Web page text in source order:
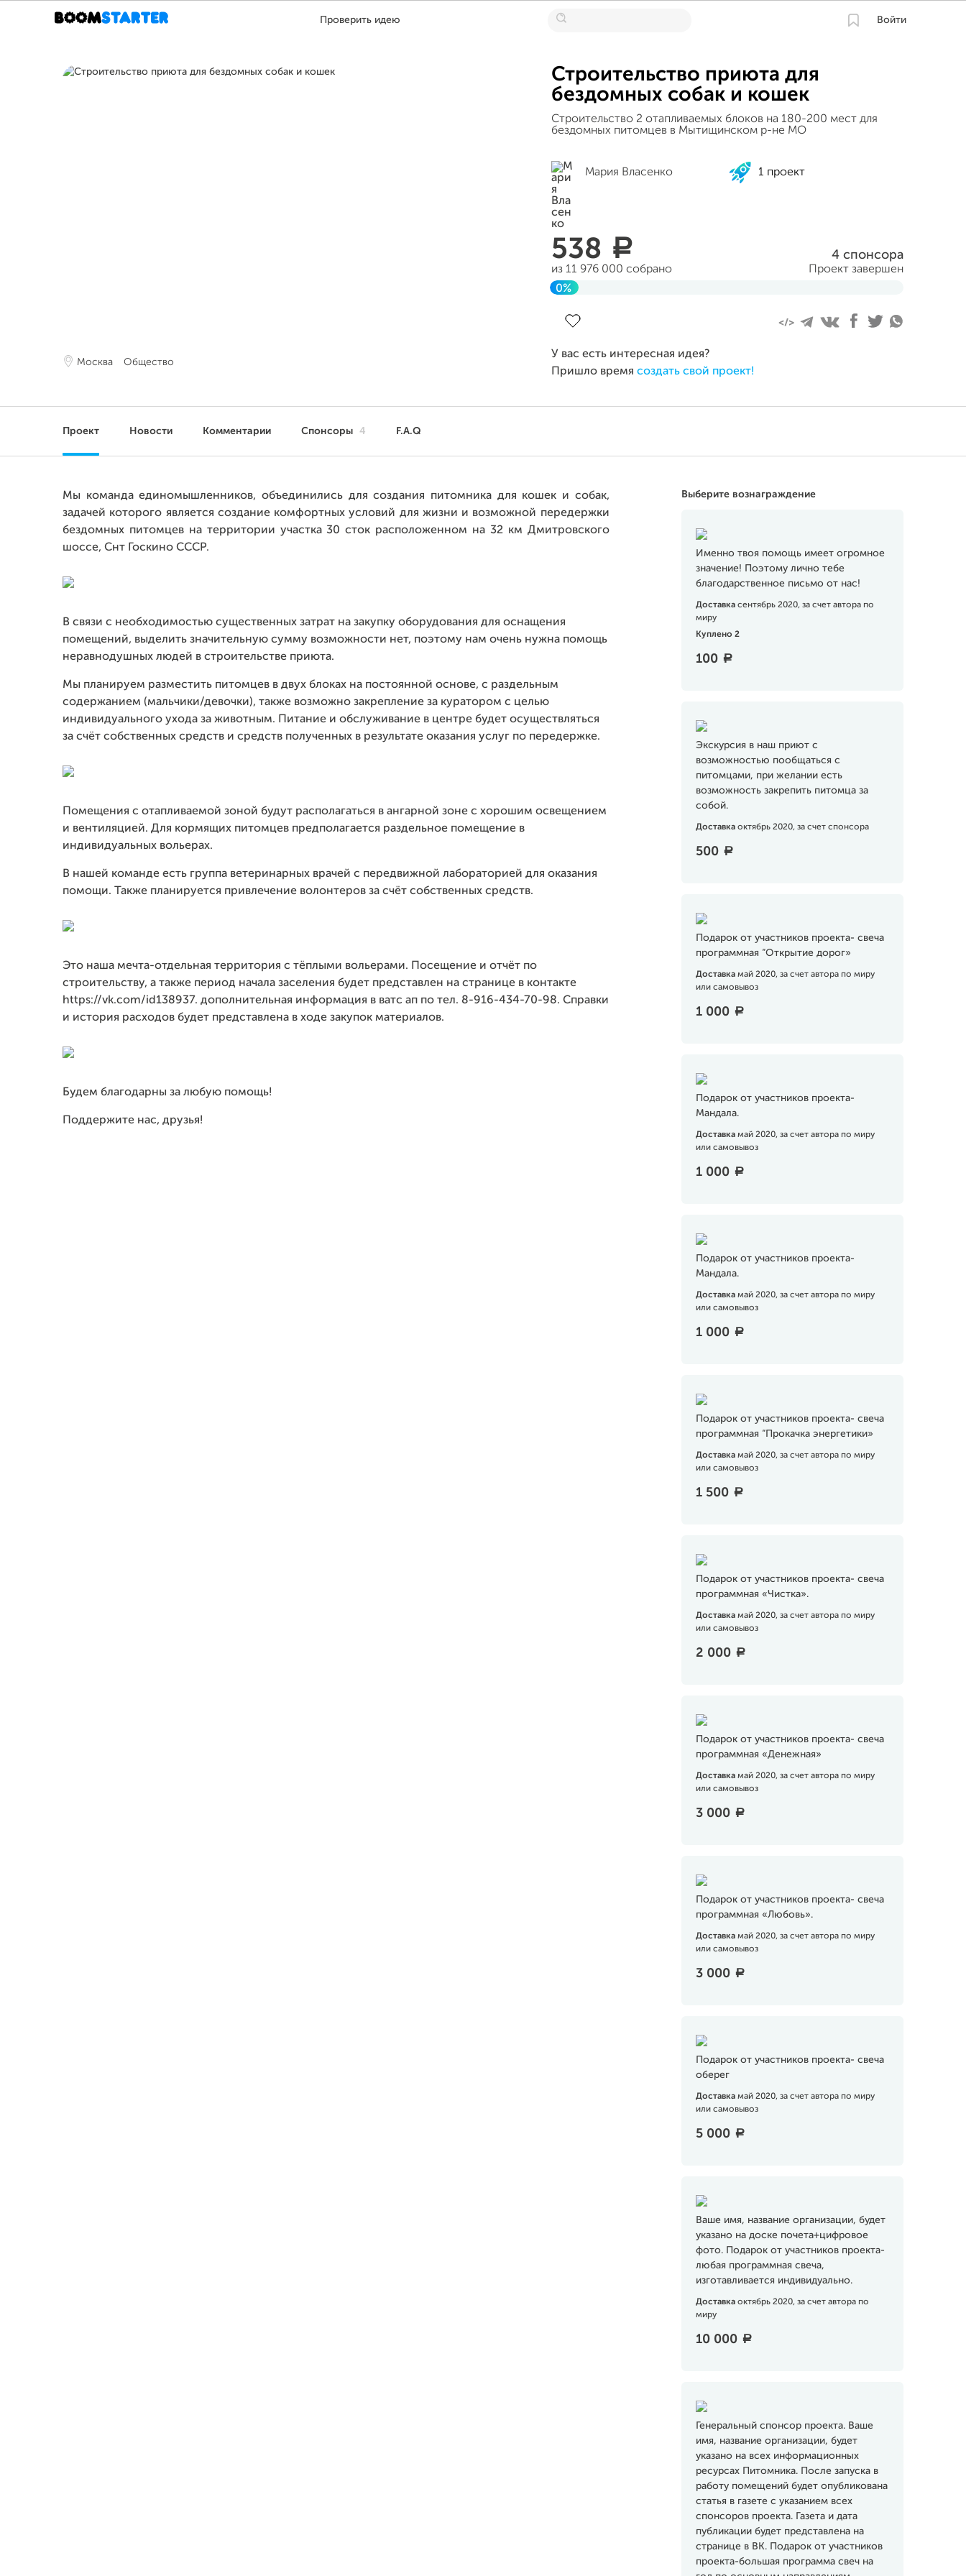
Проверить идею Войти
Москва Общество
Строительство приюта для
бездомных собак и кошек
Строительство 2 отапливаемых блоков на 180-200 мест для
бездомных питомцев в Мытищинском р-не МО
Мария Власенко 1 проект
538 a
из 11 976 000 собрано
4 спонсора
Проект завершен
0%
У вас есть интересная идея?
Пришло время создать свой проект!
Проект Новости Комментарии Спонсоры 4 F.A.Q
Выберите вознаграждение
Именно твоя помощь имеет огромное
значение! Поэтому лично тебе
благодарственное письмо от нас!
Доставка сентябрь 2020, за счет автора по
миру
Куплено 2
100 a
Экскурсия в наш приют с
возможностью пообщаться с
питомцами, при желании есть
возможность закрепить питомца за
собой.
Доставка октябрь 2020, за счет спонсора
500 a
Подарок от участников проекта- свеча
программная “Открытие дорог»
Доставка май 2020, за счет автора по миру
или самовывоз
1 000 a
Подарок от участников проекта-
Мандала.
Доставка май 2020, за счет автора по миру
или самовывоз
1 000 a
Подарок от участников проекта-
Мандала.
Доставка май 2020, за счет автора по миру
или самовывоз
1 000 a
Подарок от участников проекта- свеча
программная “Прокачка энергетики»
Доставка май 2020, за счет автора по миру
или самовывоз
1 500 a
Подарок от участников проекта- свеча
программная «Чистка».
Доставка май 2020, за счет автора по миру
или самовывоз
2 000 a
Подарок от участников проекта- свеча
программная «Денежная»
Доставка май 2020, за счет автора по миру
или самовывоз
3 000 a
Подарок от участников проекта- свеча
программная «Любовь».
Доставка май 2020, за счет автора по миру
или самовывоз
3 000 a
Подарок от участников проекта- свеча
оберег
Доставка май 2020, за счет автора по миру
или самовывоз
5 000 a
Ваше имя, название организации, будет
указано на доске почета+цифровое
фото. Подарок от участников проекта-
любая программная свеча,
изготавливается индивидуально.
Доставка октябрь 2020, за счет автора по
миру
10 000 a
Генеральный спонсор проекта. Ваше
имя, название организации, будет
указано на всех информационных
ресурсах Питомника. После запуска в
работу помещений будет опубликована
статья в газете с указанием всех
спонсоров проекта. Газета и дата
публикации будет представлена на
странице в ВК. Подарок от участников
проекта-большая программа свеч на
Мы команда единомышленников, объединились для создания питомника для кошек и собак,
задачей которого является создание комфортных условий для жизни и возможной передержки
бездомных питомцев на территории участка 30 сток расположенном на 32 км Дмитровского
шоссе, Снт Госкино СССР.
В связи с необходимостью существенных затрат на закупку оборудования для оснащения
помещений, выделить значительную сумму возможности нет, поэтому нам очень нужна помощь
неравнодушных людей в строительстве приюта.
Мы планируем разместить питомцев в двух блоках на постоянной основе, с раздельным
содержанием (мальчики/девочки), также возможно закрепление за куратором с целью
индивидуального ухода за животным. Питание и обслуживание в центре будет осуществляться
за счёт собственных средств и средств полученных в результате оказания услуг по передержке.
Помещения с отапливаемой зоной будут располагаться в ангарной зоне с хорошим освещением
и вентиляцией. Для кормящих питомцев предполагается раздельное помещение в
индивидуальных вольерах.
В нашей команде есть группа ветеринарных врачей с передвижной лабораторией для оказания
помощи. Также планируется привлечение волонтеров за счёт собственных средств.
Это наша мечта-отдельная территория с тёплыми вольерами. Посещение и отчёт по
строительству, а также период начала заселения будет представлен на странице в контакте
https://vk.com/id138937. дополнительная информация в ватс ап по тел. 8-916-434-70-98. Справки
и история расходов будет представлена в ходе закупок материалов.
Будем благодарны за любую помощь!
Поддержите нас, друзья!